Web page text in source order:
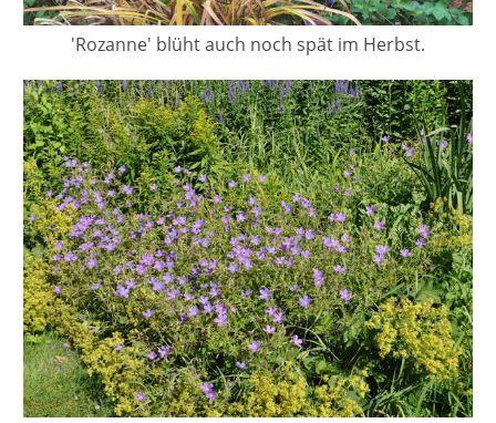
'Rozanne' blüht auch noch spät im Herbst.